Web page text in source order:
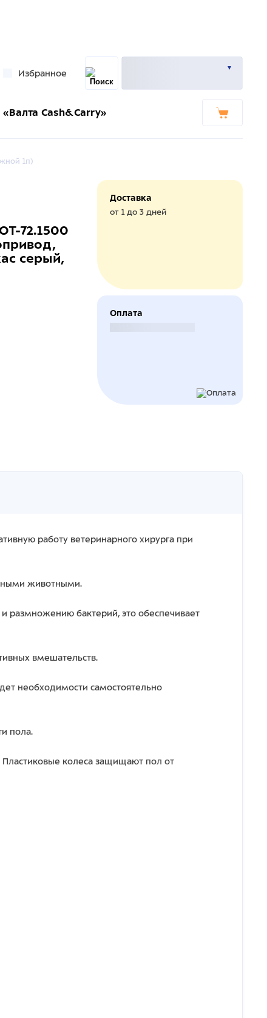
Избранное
Cash&Carry»
1п)
72.1500
серый,
Доставка
от 1 до 3 дней
Оплата
работу ветеринарного хирурга при
животными.
размножению бактерий, это обеспечивает
вмешательств.
необходимости самостоятельно
пола.
колеса защищают пол от